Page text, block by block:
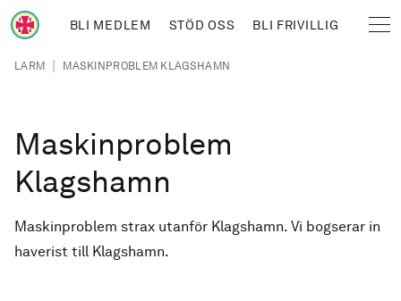
Hoppa till huvudinnehåll
BLI MEDLEM STÖD OSS BLI FRIVILLIG
Länkstig
LARM | MASKINPROBLEM KLAGSHAMN
Maskinproblem
Klagshamn
Maskinproblem strax utanför Klagshamn. Vi bogserar in
haverist till Klagshamn.